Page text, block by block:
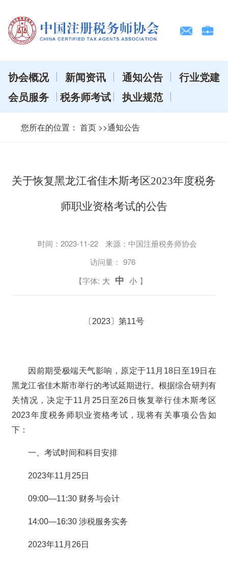
协会概况 新闻资讯 通知公告
行业党建
会员服务
税务师考试 执业规范
您所在的位置： 首页 >>通知公告
关于恢复黑龙江省佳木斯考区2023年度税务
师职业资格考试的公告
时间：2023-11-22
来源：中国注册税务师协会
访问量： 976
【字体: 大 中 小 】
〔2023〕第11号
因前期受极端天气影响，原定于11月18日至19日在
黑龙江省佳木斯市举行的考试延期进行。根据综合研判有
关情况，决定于11月25日至26日恢复举行佳木斯考区
2023年度税务师职业资格考试，现将有关事项公告如
下：
一、考试时间和科目安排
2023年11月25日
09:00—11:30 财务与会计
14:00—16:30 涉税服务实务
2023年11月26日